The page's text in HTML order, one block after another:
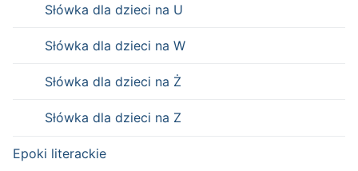
Słówka dla dzieci na U
Słówka dla dzieci na W
Słówka dla dzieci na Ż
Słówka dla dzieci na Z
Epoki literackie